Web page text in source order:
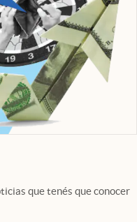
que tenés que conocer